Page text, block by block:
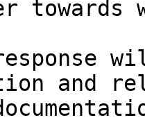
and